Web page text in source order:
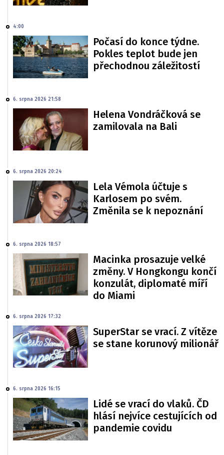
4:00
Počasí do konce týdne.
Pokles teplot bude jen
přechodnou záležitostí
6. srpna 2026 21:58
Helena Vondráčková se
zamilovala na Bali
6. srpna 2026 20:24
Lela Vémola účtuje s
Karlosem po svém.
Změnila se k nepoznání
6. srpna 2026 18:57
Macinka prosazuje velké
změny. V Hongkongu končí
konzulát, diplomaté míří
do Miami
6. srpna 2026 17:32
SuperStar se vrací. Z vítěze
se stane korunový milionář
6. srpna 2026 16:15
Lidé se vrací do vlaků. ČD
hlásí nejvíce cestujících od
pandemie covidu